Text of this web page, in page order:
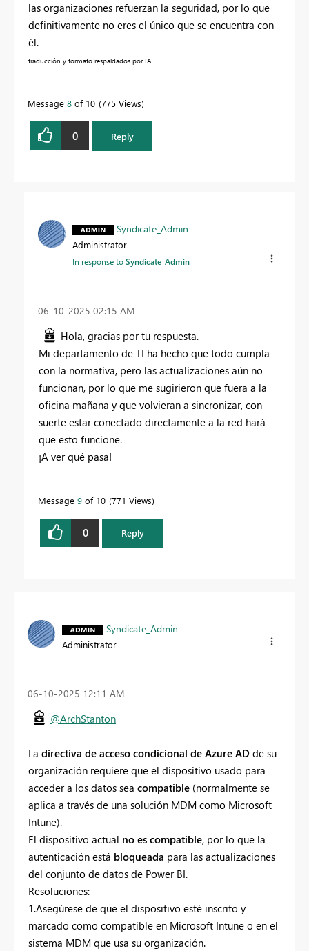
las organizaciones refuerzan la seguridad, por lo que
definitivamente no eres el único que se encuentra con
él.
traducción y formato respaldados por IA
Message 8 of 10 775 Views
0 Reply
Syndicate_Admin
Administrator
In response toSyndicate_Admin
‎06-10-2025 02:15 AM
Hola, gracias por tu respuesta.
Mi departamento de TI ha hecho que todo cumpla
con la normativa, pero las actualizaciones aún no
funcionan, por lo que me sugirieron que fuera a la
oficina mañana y que volvieran a sincronizar, con
suerte estar conectado directamente a la red hará
que esto funcione.
¡A ver qué pasa!
Message 9 of 10 771 Views
0 Reply
Syndicate_Admin
Administrator
‎06-10-2025 12:11 AM
@ArchStanton
La directiva de acceso condicional de Azure AD de su
organización requiere que el dispositivo usado para
acceder a los datos sea compatible (normalmente se
aplica a través de una solución MDM como Microsoft
Intune).
El dispositivo actual no es compatible, por lo que la
autenticación está bloqueada para las actualizaciones
del conjunto de datos de Power BI.
Resoluciones:
1.Asegúrese de que el dispositivo esté inscrito y
marcado como compatible en Microsoft Intune o en el
sistema MDM que usa su organización.